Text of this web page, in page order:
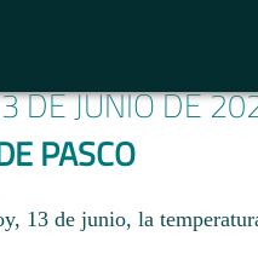
DE JUNIO DE
PASCO
13 de junio, la